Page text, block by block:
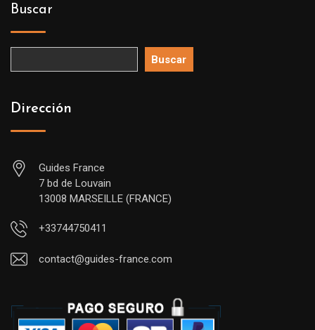
Buscar
Buscar
Dirección
Guides France
7 bd de Louvain
13008 MARSEILLE (FRANCE)
+33744750411
contact@guides-france.com